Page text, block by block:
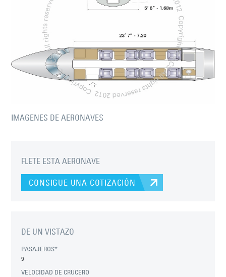
IMAGENES DE AERONAVES
FLETE ESTA AERONAVE
CONSIGUE UNA COTIZACIÓN
DE UN VISTAZO
PASAJEROS*
9
VELOCIDAD DE CRUCERO